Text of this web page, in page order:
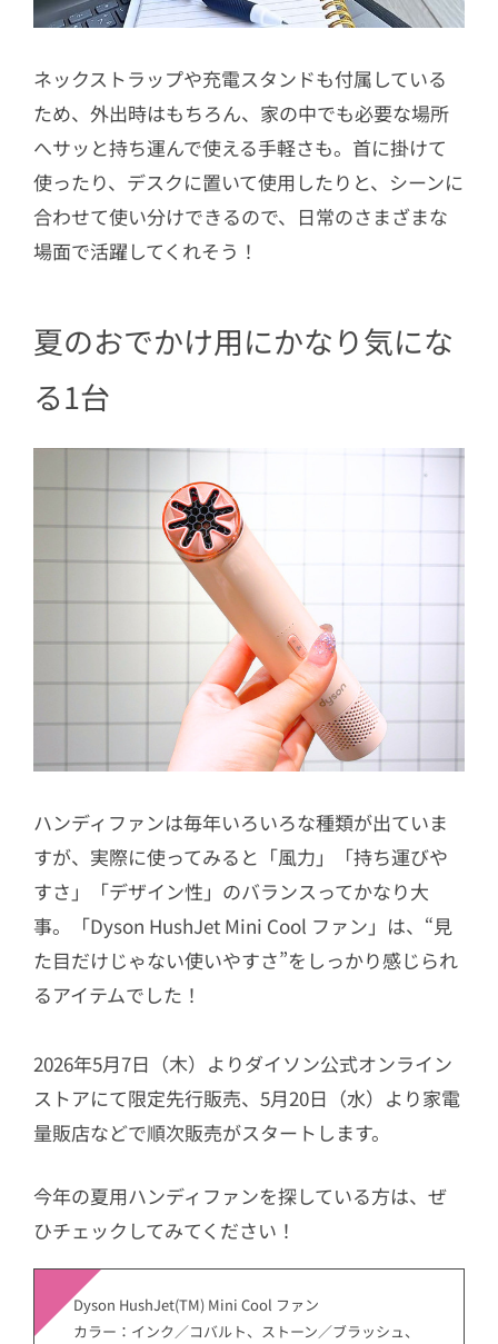
ネックストラップや充電スタンドも付属している
ため、外出時はもちろん、家の中でも必要な場所
へサッと持ち運んで使える手軽さも。首に掛けて
使ったり、デスクに置いて使用したりと、シーンに
合わせて使い分けできるので、日常のさまざまな
場面で活躍してくれそう！
夏のおでかけ用にかなり気にな
る1台
ハンディファンは毎年いろいろな種類が出ていま
すが、実際に使ってみると「風力」「持ち運びや
すさ」「デザイン性」のバランスってかなり大
事。「Dyson HushJet Mini Cool ファン」は、“見
た目だけじゃない使いやすさ”をしっかり感じられ
るアイテムでした！
2026年5月7日（木）よりダイソン公式オンライン
ストアにて限定先行販売、5月20日（水）より家電
量販店などで順次販売がスタートします。
今年の夏用ハンディファンを探している方は、ぜ
ひチェックしてみてください！
Dyson HushJet(TM) Mini Cool ファン
カラー：インク／コバルト、ストーン／ブラッシュ、